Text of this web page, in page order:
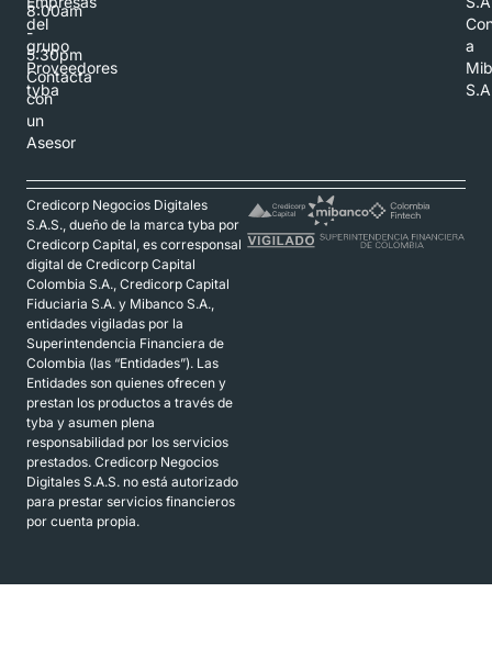
8:00am
-
5:30pm
Contacta
con
un
Asesor
del
grupo
Proveedores
tyba
a
Credicorp Negocios Digitales
S.A.S., dueño de la marca tyba por
Credicorp Capital, es corresponsal
digital de Credicorp Capital
Colombia S.A., Credicorp Capital
Fiduciaria S.A. y Mibanco S.A.,
entidades vigiladas por la
Superintendencia Financiera de
Colombia (las “Entidades”). Las
Entidades son quienes ofrecen y
prestan los productos a través de
tyba y asumen plena
responsabilidad por los servicios
prestados. Credicorp Negocios
Digitales S.A.S. no está autorizado
para prestar servicios financieros
por cuenta propia.